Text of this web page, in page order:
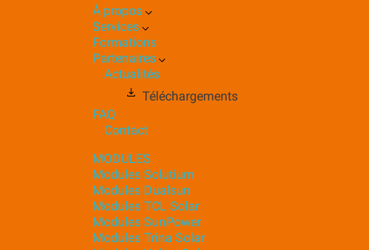
À propos
Services
Formations
Partenaires
Actualités
Téléchargements
FAQ
Contact
MODULES
Modules Solutium
Modules Dualsun
Modules TCL Solar
Modules SunPower
Modules Trina Solar